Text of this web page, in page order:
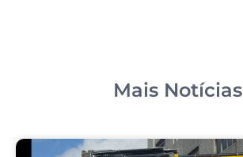
Mais Notícias